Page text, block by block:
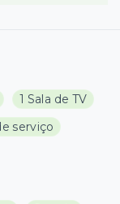
1 Sala de TV
serviço